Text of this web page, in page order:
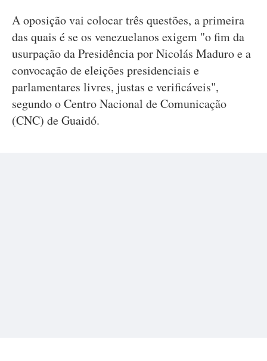
A oposição vai colocar três questões, a primeira
das quais é se os venezuelanos exigem "o fim da
usurpação da Presidência por Nicolás Maduro e a
convocação de eleições presidenciais e
parlamentares livres, justas e verificáveis",
segundo o Centro Nacional de Comunicação
(CNC) de Guaidó.